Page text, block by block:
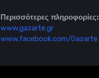
Περισσότερες πληροφορίες:
www.gazarte.gr
www.facebook.com/Gazarte